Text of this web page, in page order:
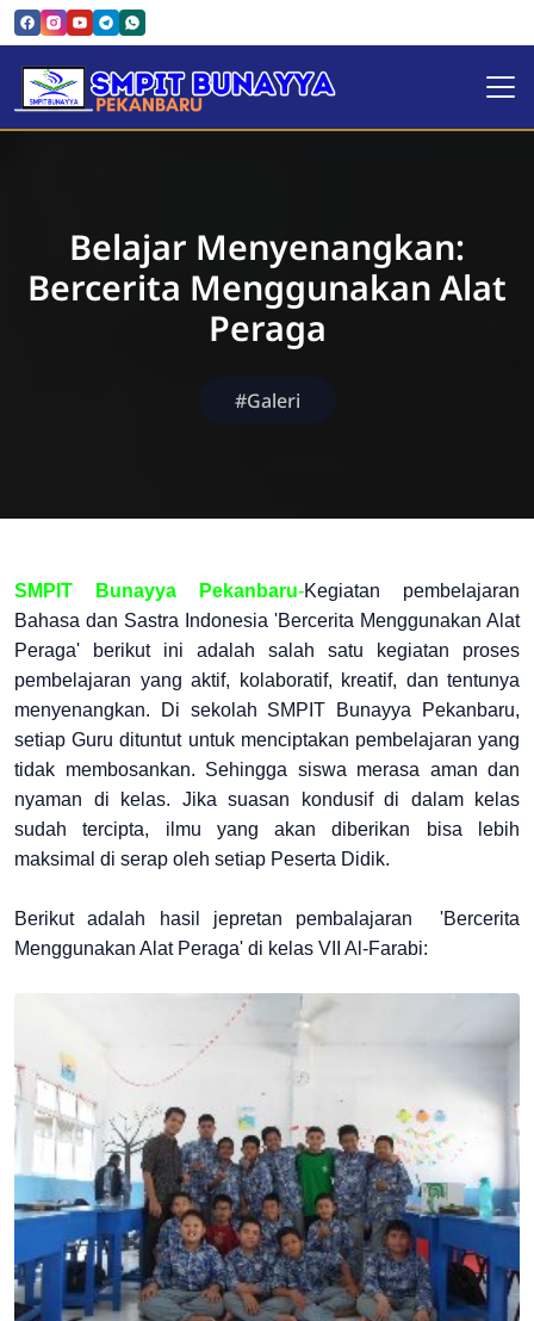
SMPIT Bunayya Pekanbaru
Belajar Menyenangkan:
Bercerita Menggunakan Alat
Peraga
#Galeri
SMPIT Bunayya Pekanbaru-Kegiatan pembelajaran
Bahasa dan Sastra Indonesia 'Bercerita Menggunakan Alat
Peraga' berikut ini adalah salah satu kegiatan proses
pembelajaran yang aktif, kolaboratif, kreatif, dan tentunya
menyenangkan. Di sekolah SMPIT Bunayya Pekanbaru,
setiap Guru dituntut untuk menciptakan pembelajaran yang
tidak membosankan. Sehingga siswa merasa aman dan
nyaman di kelas. Jika suasan kondusif di dalam kelas
sudah tercipta, ilmu yang akan diberikan bisa lebih
maksimal di serap oleh setiap Peserta Didik.
Berikut adalah hasil jepretan pembalajaran 'Bercerita
Menggunakan Alat Peraga' di kelas VII Al-Farabi: